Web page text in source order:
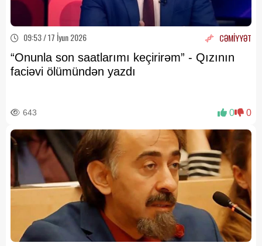
09:53 / 17 İyun 2026 CƏMİYYƏT
“Onunla son saatlarımı keçirirəm” - Qızının
faciəvi ölümündən yazdı
643 0 0